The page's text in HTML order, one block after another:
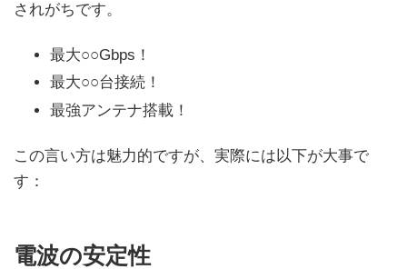
されがちです。
最大○○Gbps！
最大○○台接続！
最強アンテナ搭載！
この言い方は魅力的ですが、実際には以下が大事で
す：
電波の安定性